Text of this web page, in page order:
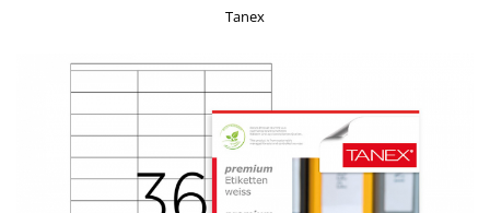
Bloc Notes-uri spiralizate
Plicuri personalizate
Tanex